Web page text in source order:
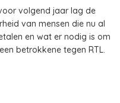
volgend jaar lag de
van mensen die nu al
en wat er nodig is om
betrokkene tegen RTL.